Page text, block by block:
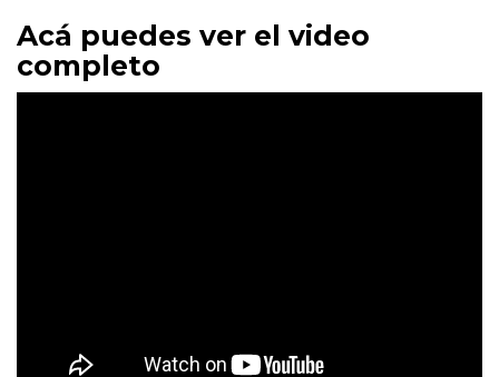
Acá puedes ver el video
completo